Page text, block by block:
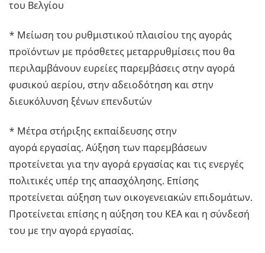
του Βελγίου
* Μείωση του ρυθμιστικού πλαισίου της αγοράς
προϊόντων με πρόσθετες μεταρρυθμίσεις που θα
περιλαμβάνουν ευρείες παρεμβάσεις στην αγορά
φυσικού αερίου, στην αδειοδότηση και στην
διευκόλυνση ξένων επενδυτών
* Μέτρα στήριξης εκπαίδευσης στην
αγορά εργασίας. Αύξηση των παρεμβάσεων
προτείνεται για την αγορά εργασίας και τις ενεργές
πολιτικές υπέρ της απασχόλησης. Επίσης
προτείνεται αύξηση των οικογενειακών επιδομάτων.
Προτείνεται επίσης η αύξηση του ΚΕΑ και η σύνδεσή
του με την αγορά εργασίας.